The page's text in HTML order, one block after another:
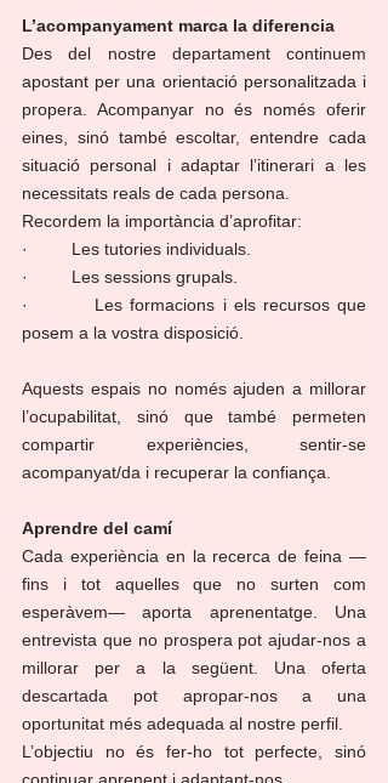
L’acompanyament marca la diferencia
Des del nostre departament continuem
apostant per una orientació personalitzada i
propera. Acompanyar no és només oferir
eines, sinó també escoltar, entendre cada
situació personal i adaptar l’itinerari a les
necessitats reals de cada persona.
Recordem la importància d’aprofitar:
·         Les tutories individuals.
·         Les sessions grupals.
·         Les formacions i els recursos que
posem a la vostra disposició.
Aquests espais no només ajuden a millorar
l’ocupabilitat, sinó que també permeten
compartir experiències, sentir-se
acompanyat/da i recuperar la confiança.
Aprendre del camí
Cada experiència en la recerca de feina —
fins i tot aquelles que no surten com
esperàvem— aporta aprenentatge. Una
entrevista que no prospera pot ajudar-nos a
millorar per a la següent. Una oferta
descartada pot apropar-nos a una
oportunitat més adequada al nostre perfil.
L’objectiu no és fer-ho tot perfecte, sinó
continuar aprenent i adaptant-nos.